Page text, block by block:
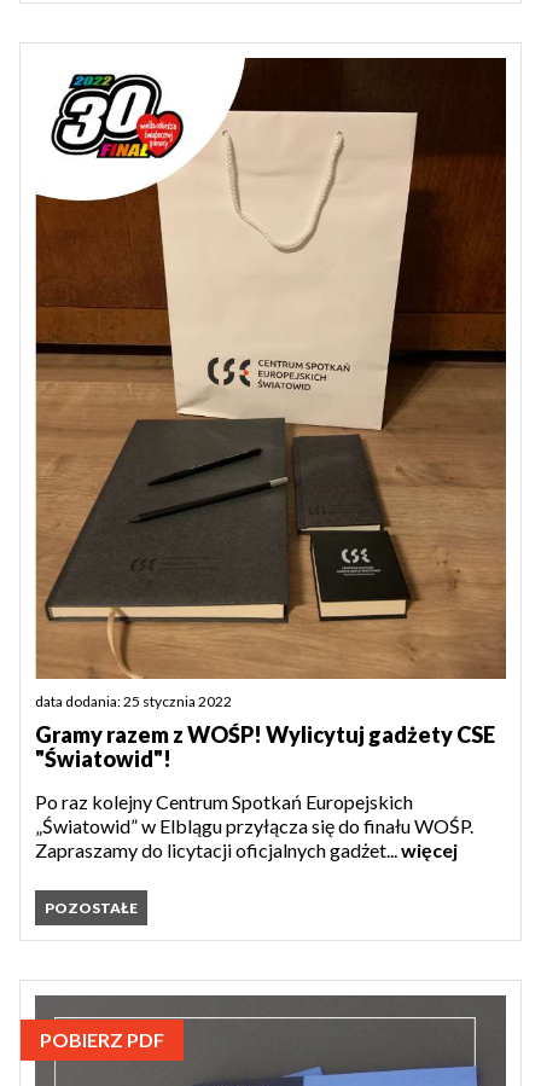
data dodania: 25 stycznia 2022
Gramy razem z WOŚP! Wylicytuj gadżety CSE
"Światowid"!
Po raz kolejny Centrum Spotkań Europejskich
„Światowid” w Elblągu przyłącza się do finału WOŚP.
Zapraszamy do licytacji oficjalnych gadżet...więcej
POZOSTAŁE
POBIERZ PDF